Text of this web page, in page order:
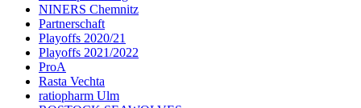
NINERS Chemnitz
Partnerschaft
Playoffs 2020/21
Playoffs 2021/2022
ProA
Rasta Vechta
ratiopharm Ulm